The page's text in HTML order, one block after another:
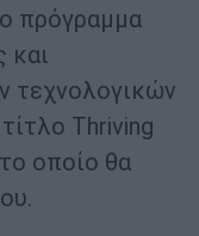
πρόγραμμα
και
τεχνολογικών
Thriving
οποίο θα